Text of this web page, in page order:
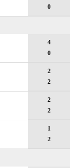
0
4
0
2
2
2
2
1
2